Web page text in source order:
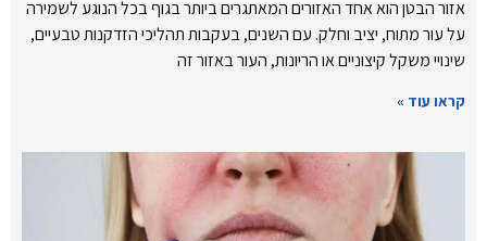
אזור הבטן הוא אחד האזורים המאתגרים ביותר בגוף בכל הנוגע לשמירה
על עור מתוח, יציב וחלק. עם השנים, בעקבות תהליכי הזדקנות טבעיים,
שינויי משקל קיצוניים או הריונות, העור באזור זה
קראו עוד »